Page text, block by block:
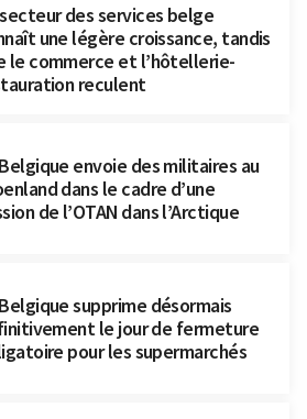
des services belge
une légère croissance, tandis
le commerce et l’hôtellerie-
reculent
envoie des militaires au
dans le cadre d’une
de l’OTAN dans l’Arctique
supprime désormais
le jour de fermeture
pour les supermarchés